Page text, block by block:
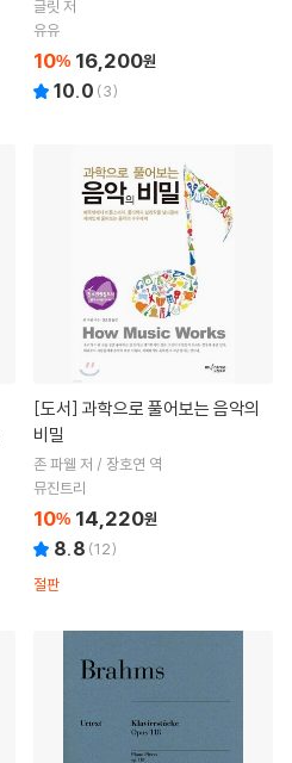
글릿 저
유유
10% 16,200원
10.0 (3)
[도서]
비밀
존 파웰 저 / 장호연 역
뮤진트리
10% 14,220원
8.8 (12)
절판